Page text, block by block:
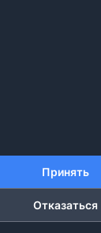
Принять
Отказаться